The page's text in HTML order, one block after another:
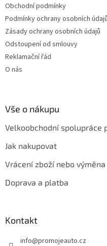
Obchodní podmínky
Podmínky ochrany osobních údajů
Zásady ochrany osobních údajů
Odstoupení od smlouvy
Reklamační řád
O nás
Vše o nákupu
Velkoobchodní spolupráce
Jak nakupovat
Vrácení zboží nebo výměna
Doprava a platba
Kontakt
info@promojeauto.cz